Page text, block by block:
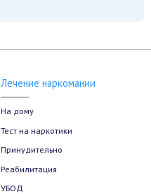
Лечение наркомании
На дому
Тест на наркотики
Принудительно
Реабилитация
УБОД